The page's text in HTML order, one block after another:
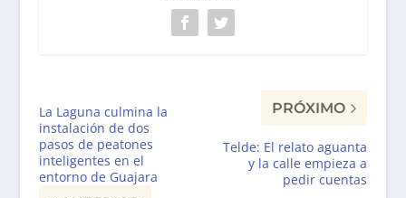
La Laguna culmina la
instalación de dos
pasos de peatones
inteligentes en el
entorno de Guajara
PRÓXIMO
Telde: El relato aguanta
y la calle empieza a
pedir cuentas